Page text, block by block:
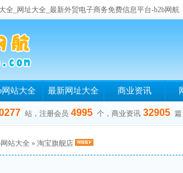
全_网址大全_最新外贸电子商务免费信息平台-b2b网航
网站大全 最新网址大全 商业资讯
站，注册会员 4995 个，商业资讯 32905 篇
站大全 » 淘宝旗舰店